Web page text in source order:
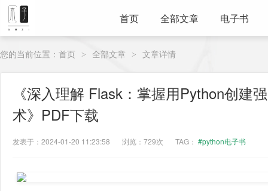
首页 全部文章 电子书
您的当前位置： 首页 > 全部文章 > 文章详情
《深入理解 Flask：掌握用Python创建
术》PDF下载
发表于：2024-01-20 11:23:58 浏览：729次 TAG： #python电子书